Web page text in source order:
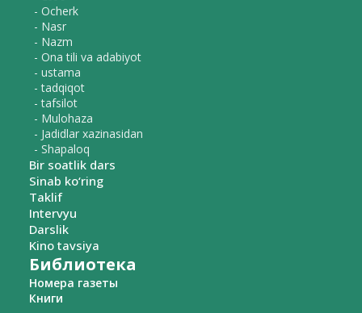
- Ocherk
- Nasr
- Nazm
- Ona tili va adabiyot
- ustama
- tadqiqot
- tafsilot
- Mulohaza
- Jadidlar xazinasidan
- Shapaloq
Bir soatlik dars
Sinab ko‘ring
Taklif
Intervyu
Darslik
Kino tavsiya
Библиотека
Номера газеты
Книги